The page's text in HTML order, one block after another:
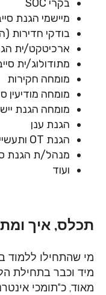
בקרי SOC
מיישמי הגנת
בודקי חדירות
ארכיטקט/ית
מתודולוג/ית
מומחה חקירות
מומחה מודיעין
מומחה הגנת
הגנת ענן
הגנת OT
מנהל/ת הגנת
ועוד
תכלס, איך
מי שהתחילו ללמוד
מיד וכבר בתחילת
מאוד, כ"תומכי